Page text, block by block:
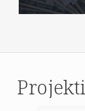
Projekti